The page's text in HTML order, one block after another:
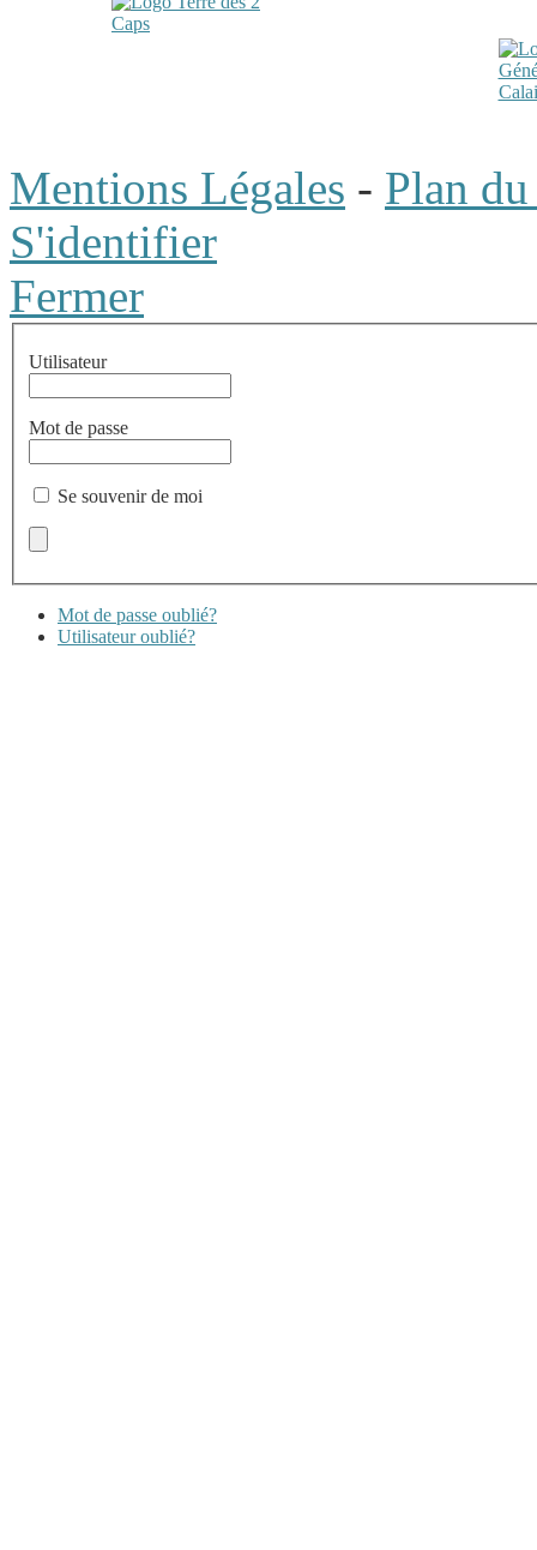
Mentions Légales - Plan
S'identifier
Fermer
Utilisateur
Mot de passe
Se souvenir de moi
Mot de passe oublié?
Utilisateur oublié?